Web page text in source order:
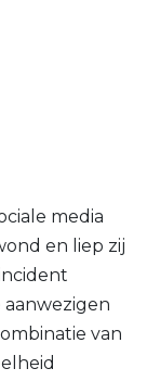
media
en liep zij
van